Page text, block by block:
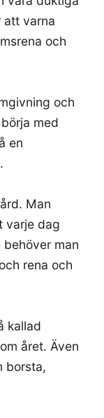
att varna
och
och
med
en
Man
varje dag
man
rena och
kallad
året. Även
borsta,